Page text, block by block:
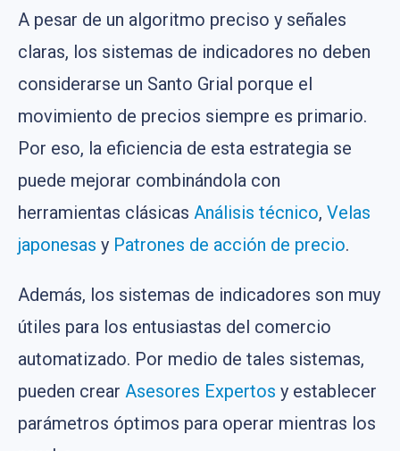
A pesar de un algoritmo preciso y señales
claras, los sistemas de indicadores no deben
considerarse un Santo Grial porque el
movimiento de precios siempre es primario.
Por eso, la eficiencia de esta estrategia se
puede mejorar combinándola con
herramientas clásicas Análisis técnico, Velas
japonesas y Patrones de acción de precio.
Además, los sistemas de indicadores son muy
útiles para los entusiastas del comercio
automatizado. Por medio de tales sistemas,
pueden crear Asesores Expertos y establecer
parámetros óptimos para operar mientras los